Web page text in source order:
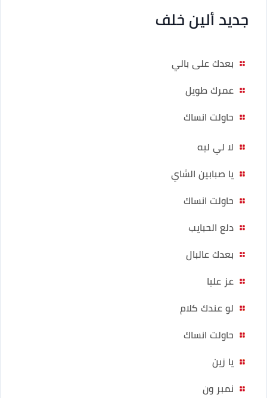
جديد ألين خلف
بعدك على بالي
عمرك طويل
حاولت انساك
لا لي ليه
يا صبابين الشاي
حاولت انساك
دلع الحبايب
بعدك عالبال
عز عليا
لو عندك كلام
حاولت انساك
يا زين
نمبر ون